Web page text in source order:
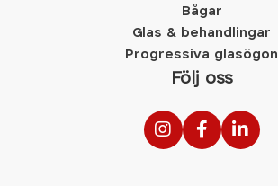
Bågar
Glas & behandlingar
Progressiva glasögon
Följ oss